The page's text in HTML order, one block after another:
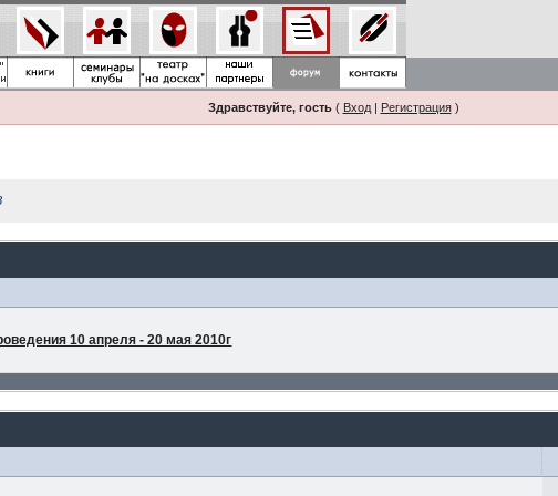
Здравствуйте, гость( Вход| Регистрация)
10 апреля - 20 мая 2010г